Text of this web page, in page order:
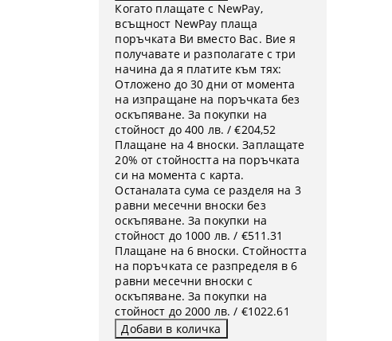
Когато плащате с NewPay,
всъщност NewPay плаща
поръчката Ви вместо Вас. Вие я
получавате и разполагате с три
начина да я платите към тях:
Отложено до 30 дни от момента
на изпращане на поръчката без
оскъпяване. За покупки на
стойност до 400 лв. / €204,52
Плащане на 4 вноски. Заплащате
20% от стойността на поръчката
си на момента с карта.
Останалата сума се разделя на 3
равни месечни вноски без
оскъпяване. За покупки на
стойност до 1000 лв. / €511.31
Плащане на 6 вноски. Стойността
на поръчката се разпределя в 6
равни месечни вноски с
оскъпяване. За покупки на
стойност до 2000 лв. / €1022.61